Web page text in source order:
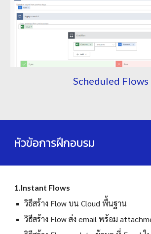
Scheduled Flows
หัวข้อการฝึกอบรม
1.Instant Flows
วิธีสร้าง Flowบน Cloud พื้นฐาน
วิธีสร้าง Flow ส่ง email พร้อม